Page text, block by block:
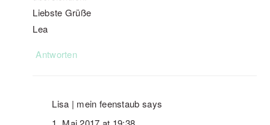
Liebste Grüße
Lea
Antworten
Lisa | mein feenstaub says